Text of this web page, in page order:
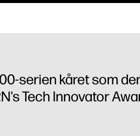
serien kåret som
Tech Innovator